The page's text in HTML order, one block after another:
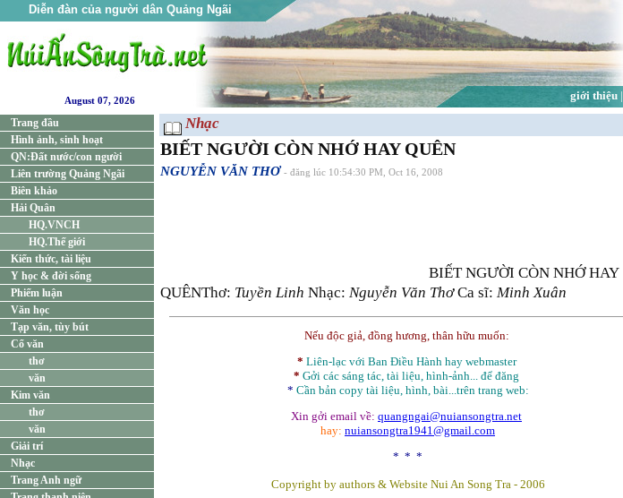
Diễn đàn của người dân Quảng Ngãi
giới thiệu|
August 07, 2026
Trang đầu
Hình ảnh, sinh hoạt
QN:Đất nước/con người
Liên trường Quảng Ngãi
Biên khảo
Hải Quân
HQ.VNCH
HQ.Thế giới
Kiến thức, tài liệu
Y học & đời sống
Phiếm luận
Văn học
Tạp văn, tùy bút
Cổ văn
thơ
văn
Kim văn
thơ
văn
Giải trí
Nhạc
Trang Anh ngữ
Nhạc
BIẾT NGƯỜI CÒN NHỚ HAY QUÊN
NGUYỄN VĂN THƠ - đăng lúc 10:54:30 PM, Oct 16, 2008
BIẾT NGƯỜI CÒN NHỚ HAY
QUÊNThơ: Tuyền Linh Nhạc: Nguyễn Văn ThơCa sĩ: Minh Xuân
Nếu độc giả, đồng hương, thân hữu muốn:
* Liên-lạc với Ban Điều Hành hay webmaster
* Gởi các sáng tác, tài liệu, hình-ảnh... để đăng
* Cần bản copy tài liệu, hình, bài...trên trang web:
Xin gởi email về: quangngai@nuiansongtra.net
hay: nuiansongtra1941@gmail.com
* * *
Copyright by authors & Website Nui An Song Tra - 2006